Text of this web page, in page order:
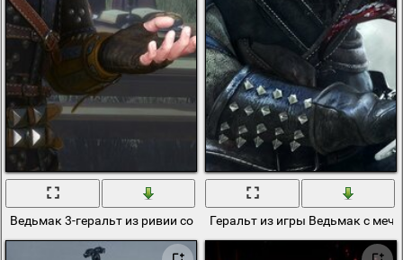
Ведьмак 3-геральт из ривии собрался на охотуГеральт из игры Ведьмак с